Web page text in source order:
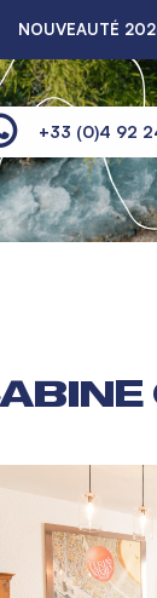
NOUVEAUTÉ
+33 (0)4 92